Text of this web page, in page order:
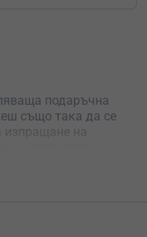
подаръчна
също така да се
изпращане на
не се двоуми. Вземи